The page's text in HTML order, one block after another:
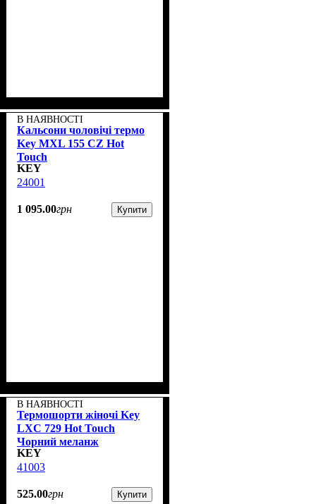
В НАЯВНОСТІ
Кальсони чоловічі термо
Key MXL 155 CZ Hot
Touch
KEY
24001
1 095.00грн Купити
В НАЯВНОСТІ
Термошорти жіночі Key
LXС 729 Hot Touch
Чорний меланж
KEY
41003
525.00грн Купити